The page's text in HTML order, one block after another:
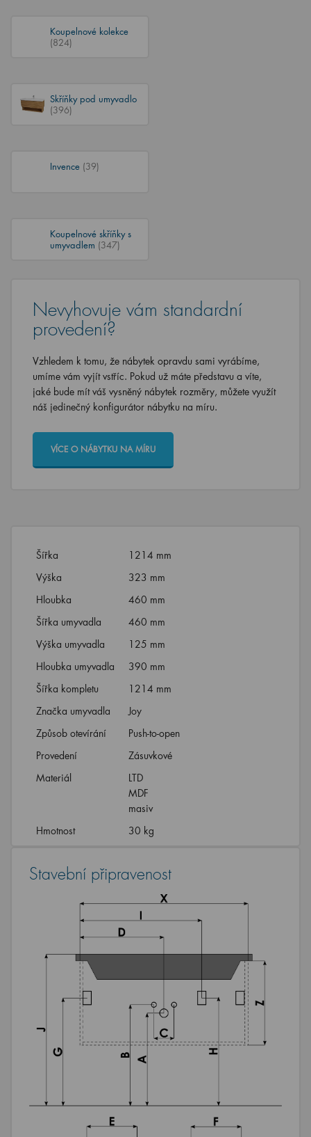
Koupelnové kolekce
(824)
Skříňky pod umyvadlo
(396)
Invence (39)
Koupelnové skříňky s
umyvadlem (347)
Nevyhovuje vám standardní
provedení?
Vzhledem k tomu, že nábytek opravdu sami vyrábíme,
umíme vám vyjít vstříc. Pokud už máte představu a víte,
jaké bude mít váš vysněný nábytek rozměry, můžete využít
náš jedinečný konfigurátor nábytku na míru.
VÍCE O NÁBYTKU NA MÍRU
Šířka
1214 mm
Výška
323 mm
Hloubka
460 mm
Šířka umyvadla
460 mm
Výška umyvadla
125 mm
Hloubka umyvadla
390 mm
Šířka kompletu
1214 mm
Značka umyvadla
Joy
Způsob otevírání
Push-to-open
Provedení
Zásuvkové
Materiál
LTD
MDF
masiv
Hmotnost
30 kg
Stavební připravenost